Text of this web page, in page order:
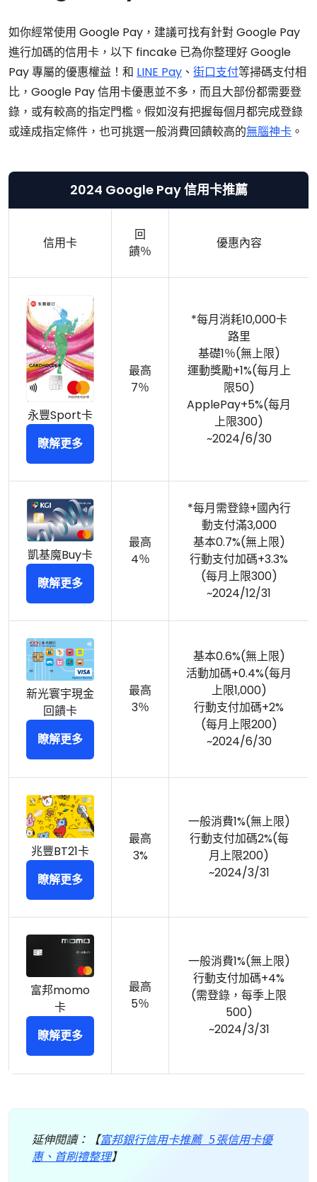
如你經常使用 Google Pay，建議可找有針對 Google Pay
進行加碼的信用卡，以下 fincake 已為你整理好 Google
Pay 專屬的優惠權益！和 LINE Pay 、 街口支付等掃碼支付相
比，Google Pay 信用卡優惠並不多，而且大部份都需要登
錄，或有較高的指定門檻。假如沒有把握每個月都完成登錄
或達成指定條件，也可挑選一般消費回饋較高的無腦神卡 。
2024 Google Pay 信用卡推薦
信用卡
回
饋％
優惠內容
永豐Sport卡
瞭解更多
最高
7％
*每月消耗10,000卡
路里
基礎1％(無上限)
運動獎勵+1%(每月上
限50)
ApplePay+5%(每月
上限300)
~2024/6/30
凱基魔Buy卡
瞭解更多
最高
4％
*每月需登錄+國內行
動支付滿3,000
基本0.7%(無上限)
行動支付加碼+3.3%
(每月上限300)
~2024/12/31
新光寰宇現金
回饋卡
瞭解更多
最高
3％
基本0.6%(無上限)
活動加碼+0.4%(每月
上限1,000)
行動支付加碼+2%
(每月上限200)
~2024/6/30
兆豐BT21卡
瞭解更多
最高
3%
一般消費1%(無上限)
行動支付加碼2%(每
月上限200)
~2024/3/31
富邦momo
卡
瞭解更多
最高
5％
一般消費1%(無上限)
行動支付加碼+4%
(需登錄，每季上限
500)
~2024/3/31
延伸閱讀：【富邦銀行信用卡推薦 5張信用卡優
惠、首刷禮整理】